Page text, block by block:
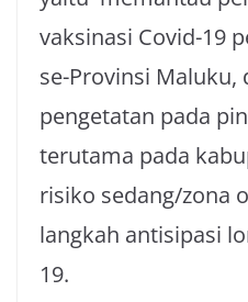
vaksinasi Covid-19
se-Provinsi Maluku,
pengetatan pada
terutama pada
risiko sedang/zona
langkah antisipasi
19.